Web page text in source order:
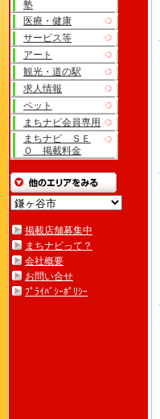
塾
医療・健康
サービス等
アート
観光・道の駅
求人情報
ペット
まちナビ会員専用
まちナビ ＳＥ
Ｏ 掲載料金
掲載店舗募集中
まちナビって？
会社概要
お問い合せ
ﾌﾟﾗｲﾊﾞｼｰﾎﾟﾘｼｰ